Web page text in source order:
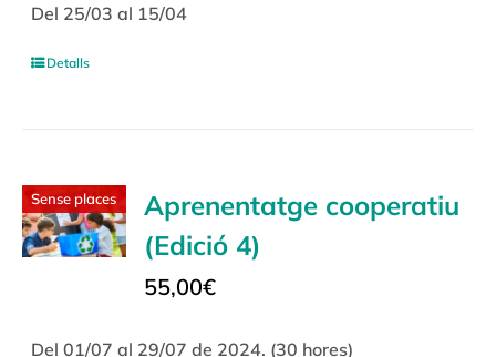
Del 25/03 al 15/04
Detalls
Sense places
Aprenentatge cooperatiu
(Edició 4)
55,00€
Del 01/07 al 29/07 de 2024. (30 hores)